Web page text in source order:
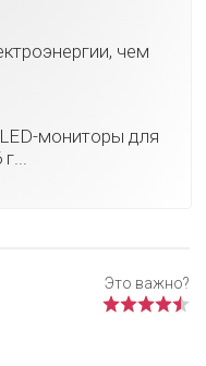
чем
мониторы для